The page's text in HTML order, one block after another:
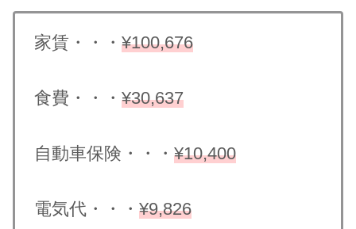
家賃・・・ ¥100,676
食費・・・ ¥30,637
自動車保険・・・ ¥10,400
電気代・・・ ¥9,826